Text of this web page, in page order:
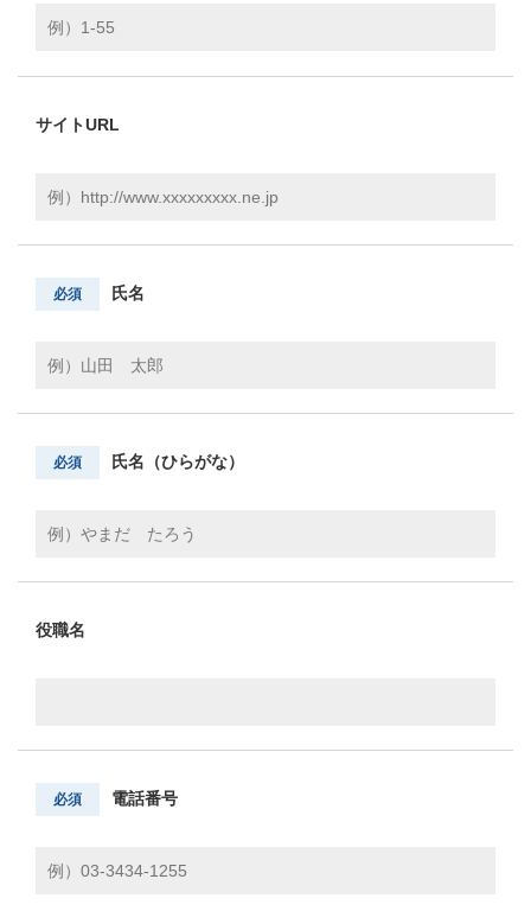
サイトURL
必須 氏名
必須 氏名（ひらがな）
役職名
必須 電話番号